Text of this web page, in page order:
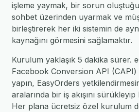
işleme yaymak, bir sorun
sohbet üzerinden uyarmak ve
birleştirerek her iki sistemin de
kaynağını görmesini sağlamaktır.
Kurulum yaklaşık 5 dakika sürer.
Facebook Conversion API (CAPI)
yapın, EasyOrders
aralarında bir iş akışını sürükleyip
Her plana ücretsiz özel kurulum